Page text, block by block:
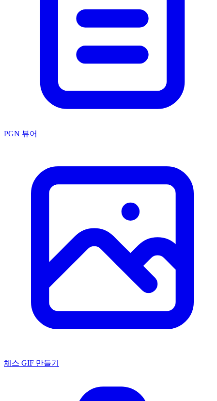
PGN 뷰어
체스 GIF 만들기